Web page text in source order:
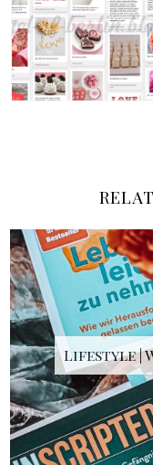
Lifestyle |